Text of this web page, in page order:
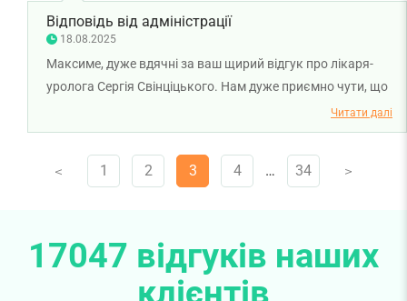
хвороб. Рекомендую від щирого серця!
Відповідь від адміністрації
18.08.2025
Максиме, дуже вдячні за ваш щирий відгук про лікаря-
уролога Сергія Свінціцького. Нам дуже приємно чути, що
лікар зміг розвіяти ваші страхи та створити атмосферу
довіри й спокою вже з перших хвилин прийому. Бажаємо
вам міцного здоров'я!
Читати далі
V 1 2 3 4 … 34 V
17047 відгуків наших
клієнтів